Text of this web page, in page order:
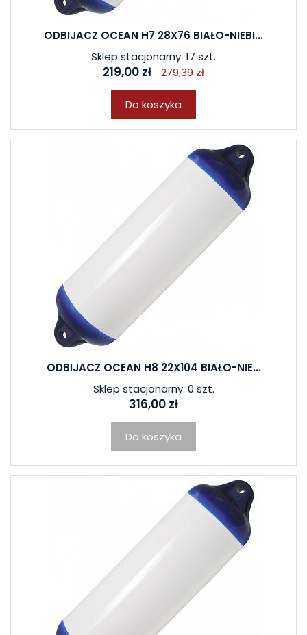
ODBIJACZ OCEAN H7 28X76 BIAŁO-NIEBI...
Sklep stacjonarny: 17 szt.
219,00 zł 279,39 zł
Do koszyka
ODBIJACZ OCEAN H8 22X104 BIAŁO-NIE...
Sklep stacjonarny: 0 szt.
316,00 zł
Do koszyka